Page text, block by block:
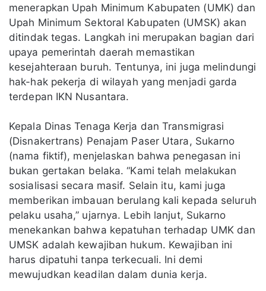
menerapkan Upah Minimum Kabupaten (UMK) dan
Upah Minimum Sektoral Kabupaten (UMSK) akan
ditindak tegas. Langkah ini merupakan bagian dari
upaya pemerintah daerah memastikan
kesejahteraan buruh. Tentunya, ini juga melindungi
hak-hak pekerja di wilayah yang menjadi garda
terdepan IKN Nusantara.
Kepala Dinas Tenaga Kerja dan Transmigrasi
(Disnakertrans) Penajam Paser Utara, Sukarno
(nama fiktif), menjelaskan bahwa penegasan ini
bukan gertakan belaka. “Kami telah melakukan
sosialisasi secara masif. Selain itu, kami juga
memberikan imbauan berulang kali kepada seluruh
pelaku usaha,” ujarnya. Lebih lanjut, Sukarno
menekankan bahwa kepatuhan terhadap UMK dan
UMSK adalah kewajiban hukum. Kewajiban ini
harus dipatuhi tanpa terkecuali. Ini demi
mewujudkan keadilan dalam dunia kerja.